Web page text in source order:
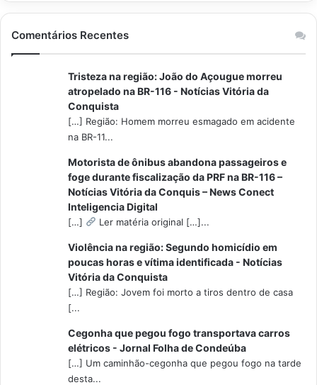
Comentários Recentes
Tristeza na região: João do Açougue morreu
atropelado na BR-116 - Notícias Vitória da
Conquista
[…] Região: Homem morreu esmagado em acidente
na BR-11...
Motorista de ônibus abandona passageiros e
foge durante fiscalização da PRF na BR-116 –
Notícias Vitória da Conquis – News Conect
Inteligencia Digital
[…] Ler matéria original […]...
Violência na região: Segundo homicídio em
poucas horas e vítima identificada - Notícias
Vitória da Conquista
[…] Região: Jovem foi morto a tiros dentro de casa
[...
Cegonha que pegou fogo transportava carros
elétricos - Jornal Folha de Condeúba
[…] Um caminhão-cegonha que pegou fogo na tarde
desta...